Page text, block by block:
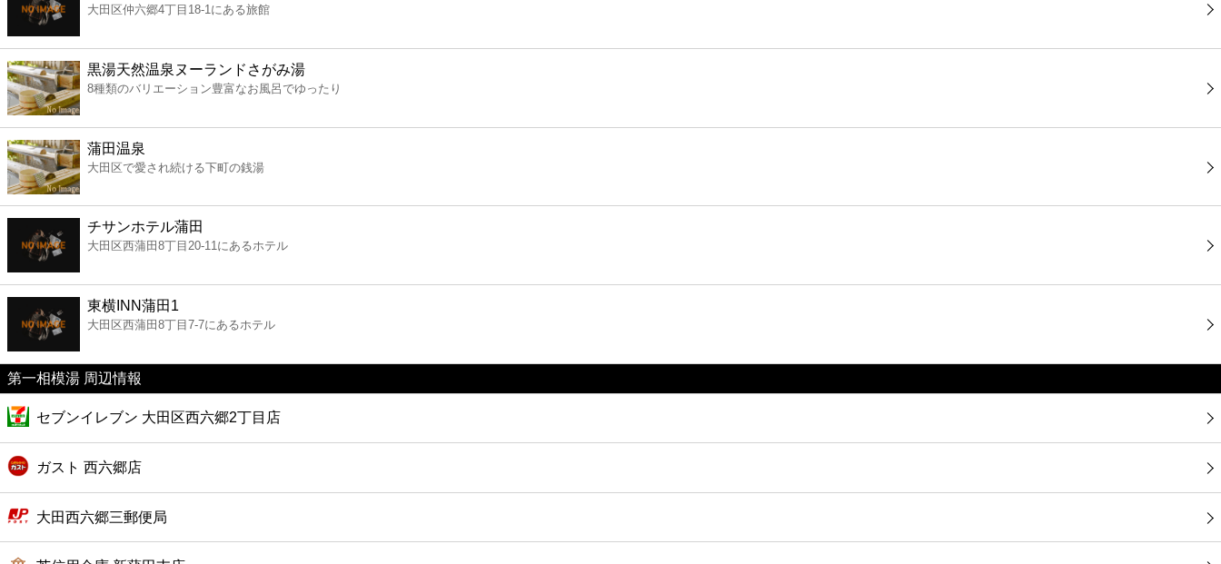
スーパー
エンタメ
レジャー
書店
ファミレス
ファーストフード
カフェ
ショッピング
銀行
公共
大田区仲六郷4丁目18-1にある旅館
黒湯天然温泉ヌーランドさがみ湯
8種類のバリエーション豊富なお風呂でゆったり
蒲田温泉
大田区で愛され続ける下町の銭湯
チサンホテル蒲田
大田区西蒲田8丁目20-11にあるホテル
東横INN蒲田1
大田区西蒲田8丁目7-7にあるホテル
第一相模湯 周辺情報
セブンイレブン 大田区西六郷2丁目店
ガスト 西六郷店
大田西六郷三郵便局